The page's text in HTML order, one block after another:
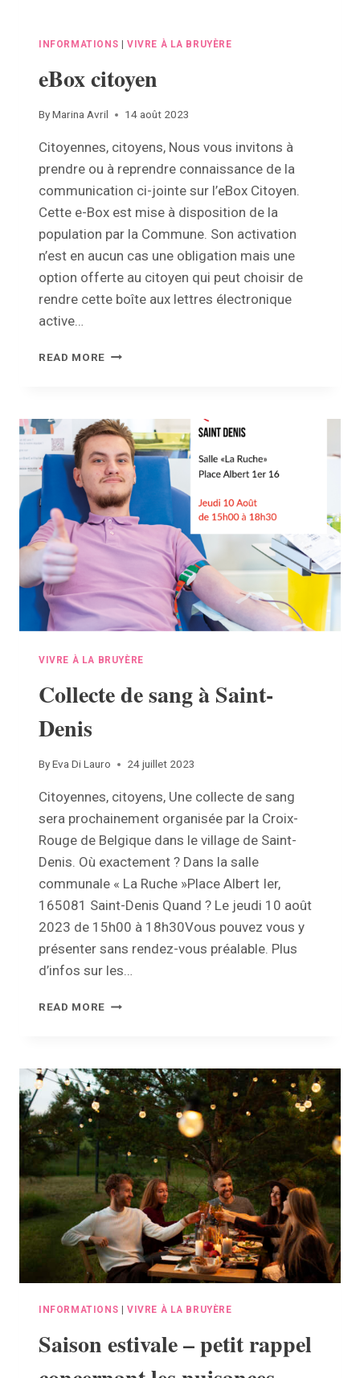
À
INFORMATIONS | VIVRE À LA BRUYÈRE
eBox citoyen
ByMarina Avril 14 août 2023
Citoyennes, citoyens, Nous vous invitons à
prendre ou à reprendre connaissance de la
communication ci-jointe sur l’eBox Citoyen.
Cette e-Box est mise à disposition de la
population par la Commune. Son activation
n’est en aucun cas une obligation mais une
option offerte au citoyen qui peut choisir de
rendre cette boîte aux lettres électronique
active…
READ MORE EBOX
VIVRE À LA BRUYÈRE
Collecte de sang à Saint-
Denis
ByEva Di Lauro 24 juillet 2023
Citoyennes, citoyens, Une collecte de sang
sera prochainement organisée par la Croix-
Rouge de Belgique dans le village de Saint-
Denis. Où exactement ? Dans la salle
communale « La Ruche »Place Albert Ier,
165081 Saint-Denis Quand ? Le jeudi 10 août
2023 de 15h00 à 18h30Vous pouvez vous y
présenter sans rendez-vous préalable. Plus
d’infos sur les…
READ MORE COLLECTE
SAINT-
DENIS
INFORMATIONS VIVRE À LA BRUYÈRE
Saison estivale – petit rappel